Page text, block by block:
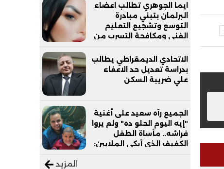
ايما الجوهري تطالب اعضاء
البرلمان بتبني مبادرة
التوسع وتشجيع التعليم
الفني ومكافحة التسرب من
التعليم
الاتحادي الديمقراطي يطالب
بدراسة تعديل حد الاعفاء
علي ضريبة السكن
الجميع رآه سعيد على أغنية
"إيه اليوم الحلو ده" ولم يروا
فراشه.. مأساة الطفل
الكفيف الذي أبكى الملايين:
المزيد